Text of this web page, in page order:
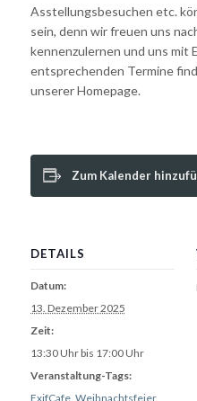
Asstellungsbesuchen etc.
sein, denn wir freuen uns
kennenzulernen und uns mit
entsprechenden Termine
unserer Homepage.
Zum Kalender
DETAILS
Datum:
13. Dezember 2025
Zeit:
13:30 Uhr bis 17:00 Uhr
Veranstaltung-Tags:
ExifCafe, Weihnachtsfeier